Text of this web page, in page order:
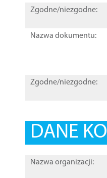
Zgodne/niezgodne:
Nazwa dokumentu:
Zgodne/niezgodne:
DANE
Nazwa organizacji: